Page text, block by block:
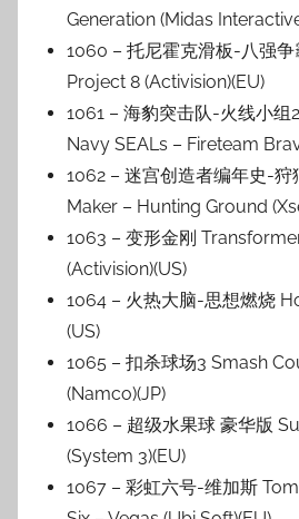
Generation (Midas
1060 – 托尼霍克滑板-八强争
Project 8 (Activision)(EU)
1061 – 海豹突击队-火线小组
Navy SEALs – Fireteam
1062 – 迷宫创造者编年史-
Maker – Hunting Ground
1063 – 变形金刚
(Activision)(US)
1064 – 火热大脑-思想燃烧
(US)
1065 – 扣杀球场3 Smash
(Namco)(JP)
1066 – 超级水果球 豪华版
(System 3)(EU)
1067 – 彩虹六号-维加斯